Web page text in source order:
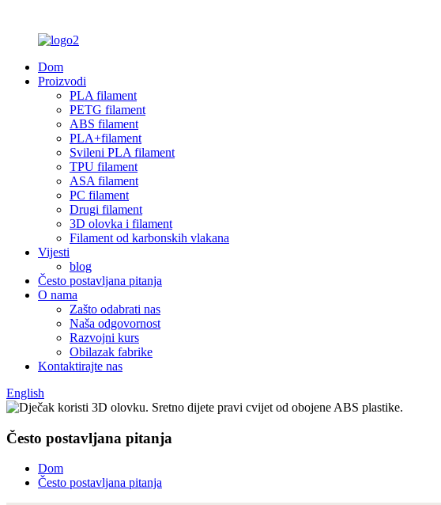
Dom
Proizvodi
PLA filament
PETG filament
ABS filament
PLA+filament
Svileni PLA filament
TPU filament
ASA filament
PC filament
Drugi filament
3D olovka i filament
Filament od karbonskih vlakana
Vijesti
blog
Često postavljana pitanja
O nama
Zašto odabrati nas
Naša odgovornost
Razvojni kurs
Obilazak fabrike
Kontaktirajte nas
English
Često postavljana pitanja
Dom
Često postavljana pitanja